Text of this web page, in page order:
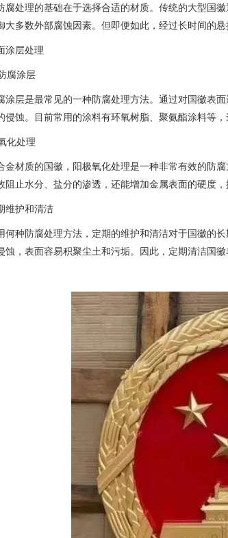
腐处理的基础在于选择合适的材质。传统的大型国
大多数外部腐蚀因素。但即便如此，经过长时间的
涂层处理
腐涂层
涂层是最常见的一种防腐处理方法。通过对国徽表
侵蚀。目前常用的涂料有环氧树脂、聚氨酯涂料等
化处理
金材质的国徽，阳极氧化处理是一种非常有效的防
阻止水分、盐分的渗透，还能增加金属表面的硬度
维护和清洁
何种防腐处理方法，定期的维护和清洁对于国徽的
蚀，表面容易积聚尘土和污垢。因此，定期清洁国